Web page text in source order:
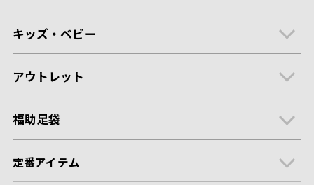
キッズ・ベビー
アウトレット
福助足袋
定番アイテム